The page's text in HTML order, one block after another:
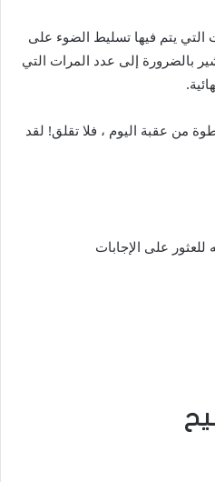
يتم فيها تسليط الضوء على
بالضرورة إلى عدد المرات التي
من عقبة اليوم ، فلا تقلق! لقد